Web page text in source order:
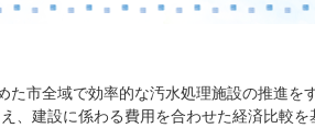
た市全域で効率的な汚水処理施設の推進
、建設に係わる費用を合わせた経済比較